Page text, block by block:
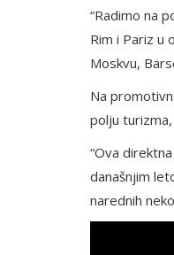
“Radimo na
Rim i Pariz u
Moskvu,
Na
polju
“Ova
današnjim
narednih